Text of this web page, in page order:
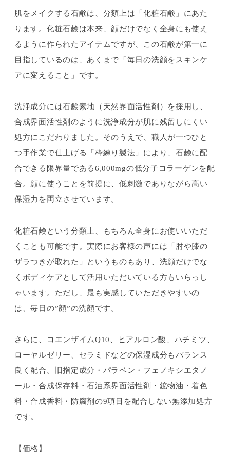
肌をメイクする石鹸は、分類上は「化粧石鹸」にあた
ります。化粧石鹸は本来、顔だけでなく全身にも使え
るように作られたアイテムですが、この石鹸が第一に
目指しているのは、あくまで「毎日の洗顔をスキンケ
アに変えること」です。
洗浄成分には石鹸素地（天然界面活性剤）を採用し、
合成界面活性剤のように洗浄成分が肌に残留しにくい
処方にこだわりました。そのうえで、職人が一つひと
つ手作業で仕上げる「枠練り製法」により、石鹸に配
合できる限界量である6,000mgの低分子コラーゲンを配
合。顔に使うことを前提に、低刺激でありながら高い
保湿力を両立させています。
化粧石鹸という分類上、もちろん全身にお使いいただ
くことも可能です。実際にお客様の声には「肘や膝の
ザラつきが取れた」というものもあり、洗顔だけでな
くボディケアとして活用いただいている方もいらっし
ゃいます。ただし、最も実感していただきやすいの
は、毎日の”顔”の洗顔です。
さらに、コエンザイムQ10、ヒアルロン酸、ハチミツ、
ローヤルゼリー、セラミドなどの保湿成分もバランス
良く配合。旧指定成分・パラベン・フェノキシエタノ
ール・合成保存料・石油系界面活性剤・鉱物油・着色
料・合成香料・防腐剤の9項目を配合しない無添加処方
です。
【価格】